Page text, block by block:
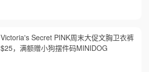
Victoria's Secret PINK周末大促文胸卫衣裤
$25，满额赠小狗摆件码MINIDOG